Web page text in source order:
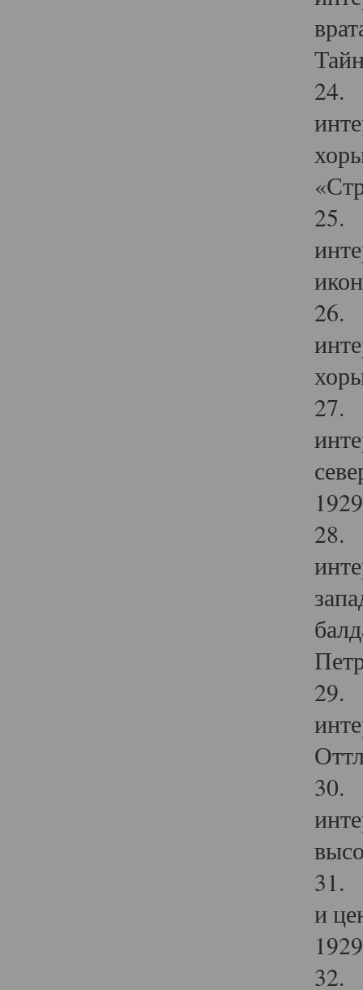
24.
25.
26.
27.
28.
29.
30.
31.
и
32.